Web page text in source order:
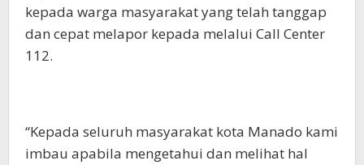
kepada warga masyarakat yang telah tanggap
dan cepat melapor kepada melalui Call Center
112.
“Kepada seluruh masyarakat kota Manado kami
imbau apabila mengetahui dan melihat hal